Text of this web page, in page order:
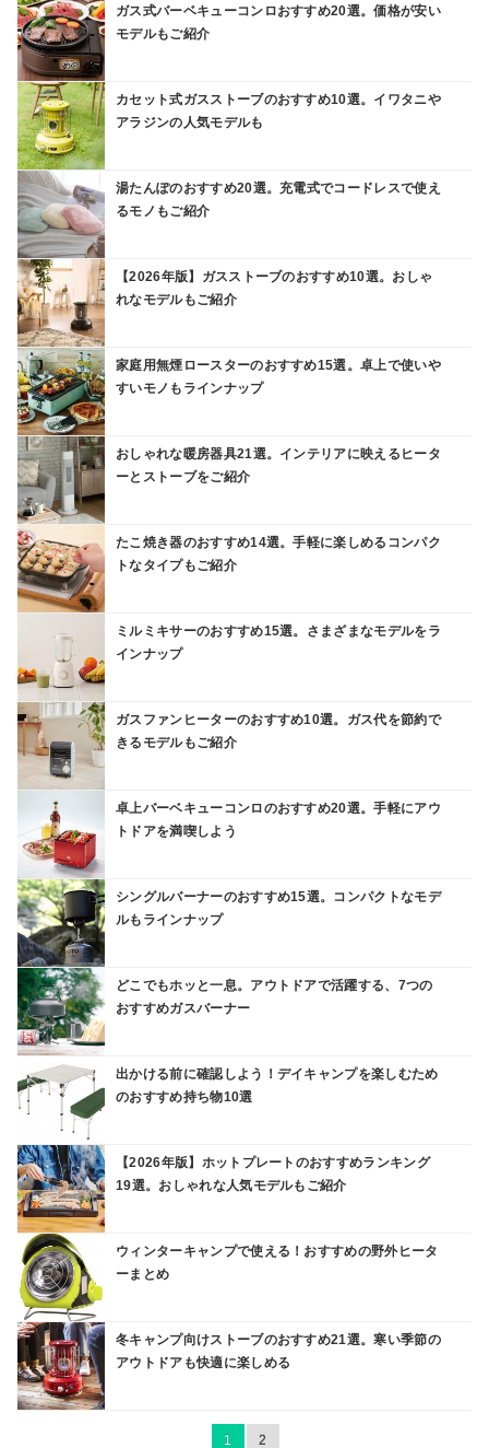
ガス式バーベキューコンロおすすめ20選。価格が安い
モデルもご紹介
カセット式ガスストーブのおすすめ10選。イワタニや
アラジンの人気モデルも
湯たんぽのおすすめ20選。充電式でコードレスで使え
るモノもご紹介
【2026年版】ガスストーブのおすすめ10選。おしゃ
れなモデルもご紹介
家庭用無煙ロースターのおすすめ15選。卓上で使いや
すいモノもラインナップ
おしゃれな暖房器具21選。インテリアに映えるヒータ
ーとストーブをご紹介
たこ焼き器のおすすめ14選。手軽に楽しめるコンパク
トなタイプもご紹介
ミルミキサーのおすすめ15選。さまざまなモデルをラ
インナップ
ガスファンヒーターのおすすめ10選。ガス代を節約で
きるモデルもご紹介
卓上バーベキューコンロのおすすめ20選。手軽にアウ
トドアを満喫しよう
シングルバーナーのおすすめ15選。コンパクトなモデ
ルもラインナップ
どこでもホッと一息。アウトドアで活躍する、7つの
おすすめガスバーナー
出かける前に確認しよう！デイキャンプを楽しむため
のおすすめ持ち物10選
【2026年版】ホットプレートのおすすめランキング
19選。おしゃれな人気モデルもご紹介
ウィンターキャンプで使える！おすすめの野外ヒータ
ーまとめ
冬キャンプ向けストーブのおすすめ21選。寒い季節の
アウトドアも快適に楽しめる
1 2